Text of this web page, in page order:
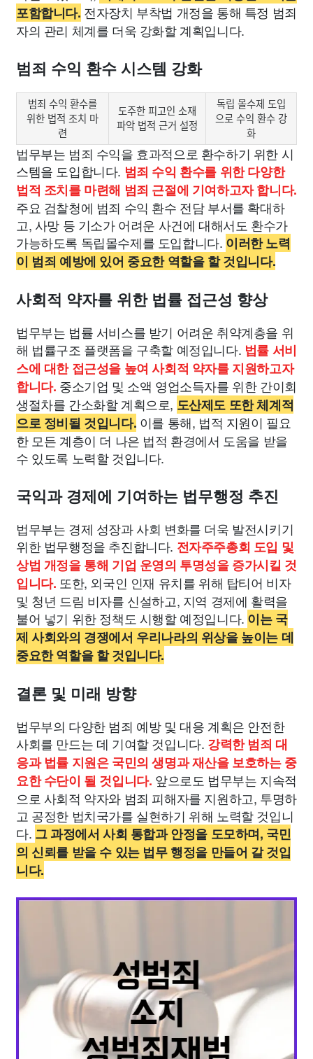
포함합니다. 전자장치 부착법 개정을 통해 특정 범죄
자의 관리 체계를 더욱 강화할 계획입니다.
범죄 수익 환수 시스템 강화
범죄 수익 환수를
위한 법적 조치 마
련
도주한 피고인 소재
파악 법적 근거 설정
독립 몰수제 도입
으로 수익 환수 강
화
법무부는 범죄 수익을 효과적으로 환수하기 위한 시
스템을 도입합니다. 범죄 수익 환수를 위한 다양한
법적 조치를 마련해 범죄 근절에 기여하고자 합니다.
주요 검찰청에 범죄 수익 환수 전담 부서를 확대하
고, 사망 등 기소가 어려운 사건에 대해서도 환수가
가능하도록 독립몰수제를 도입합니다. 이러한 노력
이 범죄 예방에 있어 중요한 역할을 할 것입니다.
사회적 약자를 위한 법률 접근성 향상
법무부는 법률 서비스를 받기 어려운 취약계층을 위
해 법률구조 플랫폼을 구축할 예정입니다. 법률 서비
스에 대한 접근성을 높여 사회적 약자를 지원하고자
합니다. 중소기업 및 소액 영업소득자를 위한 간이회
생절차를 간소화할 계획으로, 도산제도 또한 체계적
으로 정비될 것입니다. 이를 통해, 법적 지원이 필요
한 모든 계층이 더 나은 법적 환경에서 도움을 받을
수 있도록 노력할 것입니다.
국익과 경제에 기여하는 법무행정 추진
법무부는 경제 성장과 사회 변화를 더욱 발전시키기
위한 법무행정을 추진합니다. 전자주주총회 도입 및
상법 개정을 통해 기업 운영의 투명성을 증가시킬 것
입니다. 또한, 외국인 인재 유치를 위해 탑티어 비자
및 청년 드림 비자를 신설하고, 지역 경제에 활력을
불어 넣기 위한 정책도 시행할 예정입니다. 이는 국
제 사회와의 경쟁에서 우리나라의 위상을 높이는 데
중요한 역할을 할 것입니다.
결론 및 미래 방향
법무부의 다양한 범죄 예방 및 대응 계획은 안전한
사회를 만드는 데 기여할 것입니다. 강력한 범죄 대
응과 법률 지원은 국민의 생명과 재산을 보호하는 중
요한 수단이 될 것입니다. 앞으로도 법무부는 지속적
으로 사회적 약자와 범죄 피해자를 지원하고, 투명하
고 공정한 법치국가를 실현하기 위해 노력할 것입니
다. 그 과정에서 사회 통합과 안정을 도모하며, 국민
의 신뢰를 받을 수 있는 법무 행정을 만들어 갈 것입
니다.